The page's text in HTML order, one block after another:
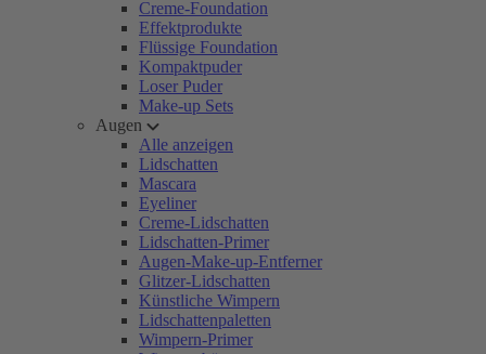
Creme-Foundation
Effektprodukte
Flüssige Foundation
Kompaktpuder
Loser Puder
Make-up Sets
Augen
Alle anzeigen
Lidschatten
Mascara
Eyeliner
Creme-Lidschatten
Lidschatten-Primer
Augen-Make-up-Entferner
Glitzer-Lidschatten
Künstliche Wimpern
Lidschattenpaletten
Wimpern-Primer